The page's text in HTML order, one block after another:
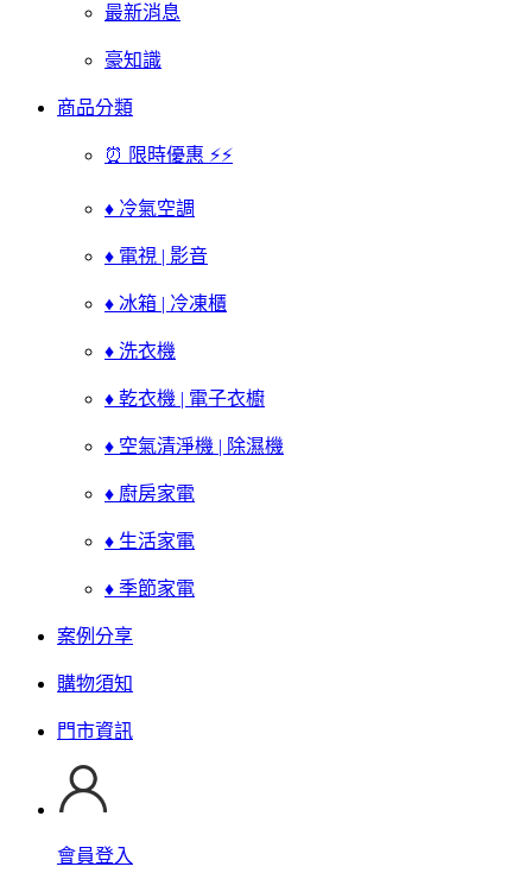
最新消息
豪知識
商品分類
⏰ 限時優惠 ⚡⚡
♦ 冷氣空調
♦ 電視 | 影音
♦ 冰箱 | 冷凍櫃
♦ 洗衣機
♦ 乾衣機 | 電子衣櫥
♦ 空氣清淨機 | 除濕機
♦ 廚房家電
♦ 生活家電
♦ 季節家電
案例分享
購物須知
門市資訊
會員登入